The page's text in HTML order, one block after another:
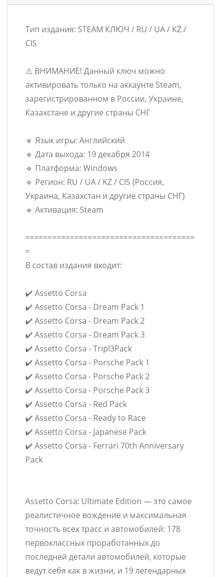
Тип издания: STEAM КЛЮЧ / RU / UA / KZ /
CIS
⚠️ ВНИМАНИЕ! Данный ключ можно
активировать только на аккаунте Steam,
зарегистрированном в России, Украине,
Казахстане и другие страны СНГ
🔹 Язык игры: Английский
🔹 Дата выхода: 19 декабря 2014
🔹 Платформа: Windows
🔹 Регион: RU / UA / KZ / CIS (Россия,
Украина, Казахстан и другие страны СНГ)
🔹 Активация: Steam
======================================
=
В состав издания входит:
✔️ Assetto Corsa
✔️ Assetto Corsa - Dream Pack 1
✔️ Assetto Corsa - Dream Pack 2
✔️ Assetto Corsa - Dream Pack 3
✔️ Assetto Corsa - Tripl3Pack
✔️ Assetto Corsa - Porsche Pack 1
✔️ Assetto Corsa - Porsche Pack 2
✔️ Assetto Corsa - Porsche Pack 3
✔️ Assetto Corsa - Red Pack
✔️ Assetto Corsa - Ready to Race
✔️ Assetto Corsa - Japanese Pack
✔️ Assetto Corsa - Ferrari 70th Anniversary
Pack
Assetto Corsa: Ultimate Edition — это самое
реалистичное вождение и максимальная
точность всех трасс и автомобилей: 178
первоклассных проработанных до
последней детали автомобилей, которые
ведут себя как в жизни, и 19 легендарных